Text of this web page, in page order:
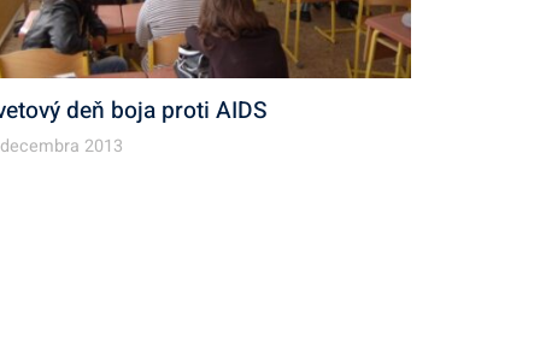
deň boja proti AIDS
2013